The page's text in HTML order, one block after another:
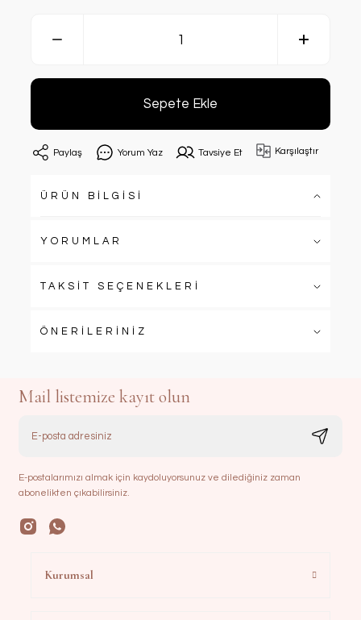
Sepete Ekle
Paylaş Yorum Yaz Tavsiye Et Karşılaştır
ÜRÜN BİLGİSİ
YORUMLAR
TAKSİT SEÇENEKLERİ
ÖNERİLERİNİZ
Mail listemize kayıt olun
E-postalarımızı almak için kaydoluyorsunuz ve dilediğiniz zaman
abonelikten çıkabilirsiniz.
Kurumsal